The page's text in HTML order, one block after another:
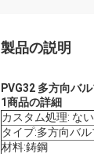
製品の説明
PVG32 多方向バ
1商品の詳細
カスタム処理: ない
タイプ:多方向バル
材料:鋳鋼